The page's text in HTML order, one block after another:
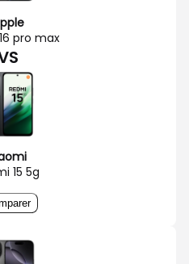
pro max
15 5g